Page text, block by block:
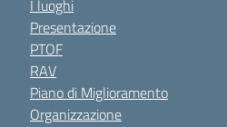
I luoghi
Presentazione
PTOF
RAV
Piano di Miglioramento
Organizzazione